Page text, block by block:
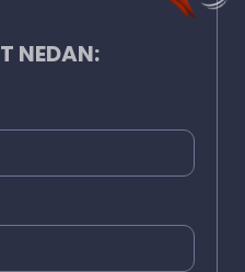
NEDAN: